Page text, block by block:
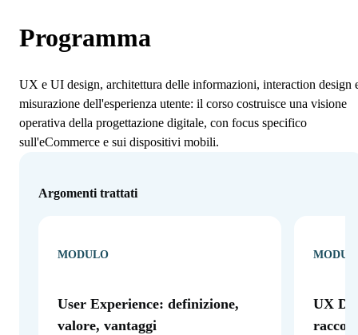
Programma
UX e UI design, architettura delle informazioni, interaction design
misurazione dell'esperienza utente: il corso costruisce una visione
operativa della progettazione digitale, con focus specifico
sull'eCommerce e sui dispositivi mobili.
Argomenti trattati
MODULO
User Experience: definizione,
valore, vantaggi
UX